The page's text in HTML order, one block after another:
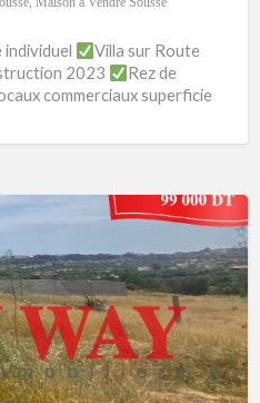
Villa sur Route
2023
Rez de
commerciaux superficie